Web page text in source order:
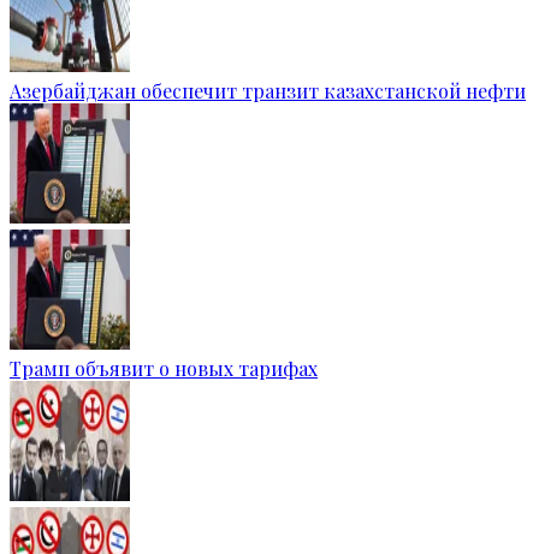
Азербайджан обеспечит транзит казахстанской нефти
Трамп объявит о новых тарифах